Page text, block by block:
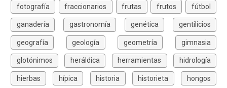
fotografía fraccionarios frutas frutos fútbol
ganadería gastronomía genética gentilicios
geografía geología geometría gimnasia
glotónimos heráldica herramientas hidrología
hierbas hípica historia historieta hongos